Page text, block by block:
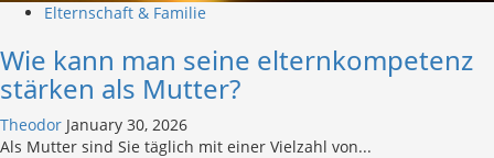
Elternschaft & Familie
Wie kann man seine elternkompetenz
stärken als Mutter?
Theodor January 30, 2026
Als Mutter sind Sie täglich mit einer Vielzahl von...